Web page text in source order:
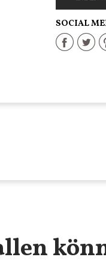
SOCIAL